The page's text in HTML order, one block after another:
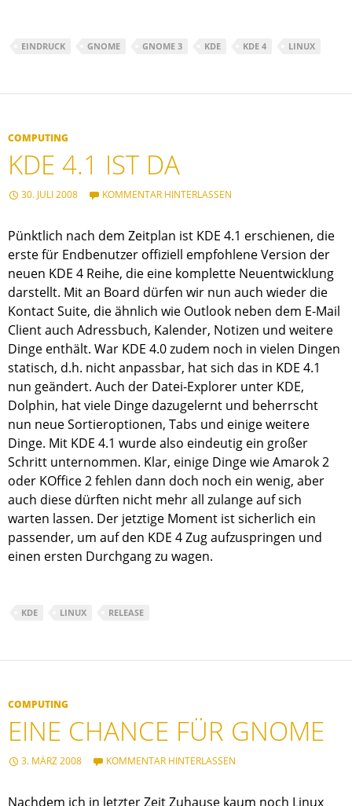
EINDRUCK GNOME GNOME 3 KDE KDE 4 LINUX
COMPUTING
KDE 4.1 IST DA
30. JULI 2008 KOMMENTAR HINTERLASSEN
Pünktlich nach dem Zeitplan ist KDE 4.1 erschienen, die
erste für Endbenutzer offiziell empfohlene Version der
neuen KDE 4 Reihe, die eine komplette Neuentwicklung
darstellt. Mit an Board dürfen wir nun auch wieder die
Kontact Suite, die ähnlich wie Outlook neben dem E-Mail
Client auch Adressbuch, Kalender, Notizen und weitere
Dinge enthält. War KDE 4.0 zudem noch in vielen Dingen
statisch, d.h. nicht anpassbar, hat sich das in KDE 4.1
nun geändert. Auch der Datei-Explorer unter KDE,
Dolphin, hat viele Dinge dazugelernt und beherrscht
nun neue Sortieroptionen, Tabs und einige weitere
Dinge. Mit KDE 4.1 wurde also eindeutig ein großer
Schritt unternommen. Klar, einige Dinge wie Amarok 2
oder KOffice 2 fehlen dann doch noch ein wenig, aber
auch diese dürften nicht mehr all zulange auf sich
warten lassen. Der jetztige Moment ist sicherlich ein
passender, um auf den KDE 4 Zug aufzuspringen und
einen ersten Durchgang zu wagen.
KDE LINUX RELEASE
COMPUTING
EINE CHANCE FÜR GNOME
3. MÄRZ 2008 KOMMENTAR HINTERLASSEN
Nachdem ich in letzter Zeit Zuhause kaum noch Linux